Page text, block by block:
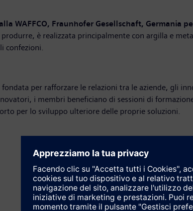
WAFFCO, Fraunhofer Gesellschaft, Germania
è realizzata principalmente con argilla e
confezioni.
per rafforzare le relazioni tra le aziende, gli
i membri beneficiano di sessioni di
per lo sviluppo ulteriore delle proprie soluzioni.